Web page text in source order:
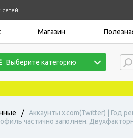
сетей
Магазин
Выберите категорию
/
Аккаунты x.com(Twitter) | Год
частично заполнен.